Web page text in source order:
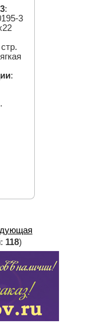
:
3
:
118)